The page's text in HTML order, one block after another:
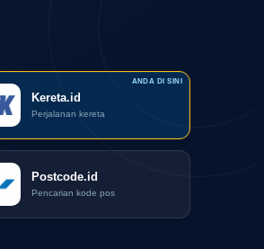
Kereta.id
Perjalanan kereta
Postcode.id
Pencarian kode pos